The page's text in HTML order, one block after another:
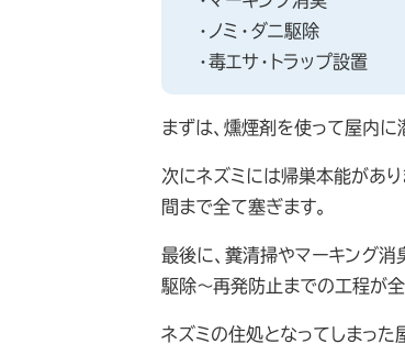
・ノミ・ダニ駆除
・毒エサ・トラップ設置
まずは、燻煙剤を使って屋内に
次にネズミには帰巣本能があ
間まで全て塞ぎます。
最後に、糞清掃やマーキング消
駆除～再発防止までの工程が全
ネズミの住処となってしまっ